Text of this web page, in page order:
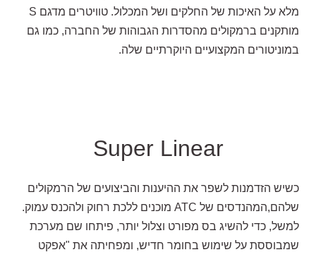
מלא על האיכות של החלקים ושל המכלול. טוויטרים מדגם S
מותקנים ברמקולים מהסדרות הגבוהות של החברה, כמו גם
במוניטורים המקצועיים היוקרתיים שלה.
Super Linear
כשיש הזדמנות לשפר את ההיענות והביצועים של הרמקולים
שלהם,המהנדסים של ATC מוכנים ללכת רחוק ולהכנס עמוק.
למשל, כדי להשיג בס מפורט וצלול יותר, פיתחו שם מערכת
שמבוססת על שימוש בחומר חדיש, ומפחיתה את "אפקט